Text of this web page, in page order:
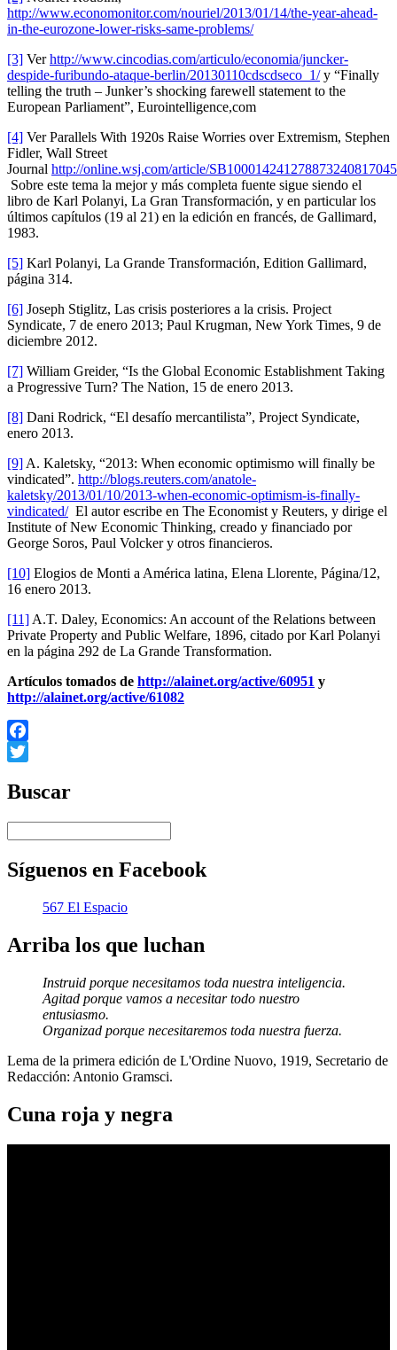
http://www.economonitor.com/nouriel/2013/01/14/the-year-ahead-
in-the-eurozone-lower-risks-same-problems/
[3] Verhttp://www.cincodias.com/articulo/economia/juncker-
despide-furibundo-ataque-berlin/20130110cdscdseco_1/y “Finally
telling the truth – Junker’s shocking farewell statement to the
European Parliament”, Eurointelligence,com
[4] Ver Parallels With 1920s Raise Worries over Extremism, Stephen
Fidler, Wall Street
Journal http://online.wsj.com/article/
Sobre este tema la mejor y más completa fuente sigue siendo el
libro de Karl Polanyi, La Gran Transformación, y en particular los
últimos capítulos (19 al 21) en la edición en francés, de Gallimard,
1983.
[5] Karl Polanyi, La Grande Transformación, Edition Gallimard,
página 314.
[6] Joseph Stiglitz, Las crisis posteriores a la crisis. Project
Syndicate, 7 de enero 2013; Paul Krugman, New York Times, 9 de
diciembre 2012.
[7] William Greider, “Is the Global Economic Establishment Taking
a Progressive Turn? The Nation, 15 de enero 2013.
[8] Dani Rodrick, “El desafío mercantilista”, Project Syndicate,
enero 2013.
[9] A. Kaletsky, “2013: When economic optimismo will finally be
vindicated”. http://blogs.reuters.com/anatole-
kaletsky/2013/01/10/2013-when-economic-optimism-is-finally-
vindicated/El autor escribe en The Economist y Reuters, y dirige el
Institute of New Economic Thinking, creado y financiado por
George Soros, Paul Volcker y otros financieros.
[10] Elogios de Monti a América latina, Elena Llorente, Página/12,
16 enero 2013.
[11] A.T. Daley, Economics: An account of the Relations between
Private Property and Public Welfare, 1896, citado por Karl Polanyi
en la página 292 de La Grande Transformation.
Artículos tomados de http://alainet.org/active/60951 y
http://alainet.org/active/61082
Facebook
Buscar
Síguenos en Facebook
567 El Espacio
Arriba los que luchan
Instruid porque necesitamos toda nuestra inteligencia.
Agitad porque vamos a necesitar todo nuestro
entusiasmo.
Organizad porque necesitaremos toda nuestra fuerza.
Lema de la primera edición de L'Ordine Nuovo, 1919, Secretario de
Redacción: Antonio Gramsci.
Cuna roja y negra